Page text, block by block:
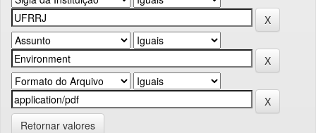
Retornar valores